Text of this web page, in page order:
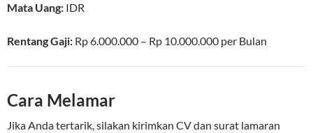
Mata Uang: IDR
Rentang Gaji: Rp6.000.000 – Rp 10.000.000 per Bulan
Cara Melamar
Jika Anda tertarik, silakan kirimkan CV dan surat lamaran